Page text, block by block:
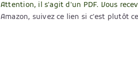
Attention, il s'agit d'un PDF. Vous
Amazon, suivez ce lien si c'est plutôt